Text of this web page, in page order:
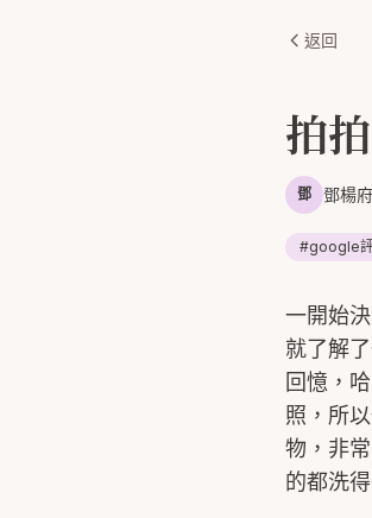
返回
拍
鄧 鄧楊府
#google
一開始
就了解
回憶，
照，所
物，非
的都洗